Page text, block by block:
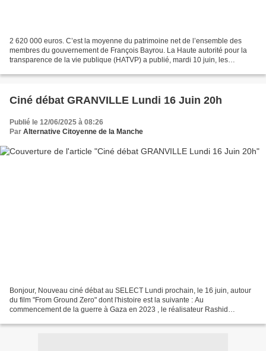
2 620 000 euros. C’est la moyenne du patrimoine net de l’ensemble des
membres du gouvernement de François Bayrou. La Haute autorité pour la
transparence de la vie publique (HATVP) a publié, mardi 10 juin, les
Ciné débat GRANVILLE Lundi 16 Juin 20h
Publié le 12/06/2025 à 08:26
Par Alternative Citoyenne de la Manche
Bonjour, Nouveau ciné débat au SELECT Lundi prochain, le 16 juin, autour
du film "From Ground Zero" dont l'histoire est la suivante : Au
commencement de la guerre à Gaza en 2023 , le réalisateur Rashid